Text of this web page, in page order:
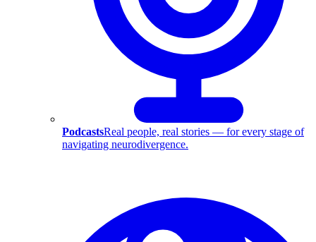
PodcastsReal people, real stories — for every stage of
navigating neurodivergence.